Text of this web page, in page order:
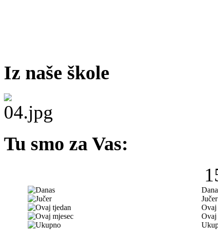
Iz naše škole
Tu smo za Vas:
Jučer
Ovaj
Ovaj